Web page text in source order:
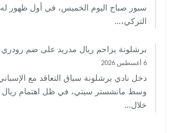
سبور صباح اليوم الخميس، في أول ظهور
التركي،…
برشلونة يزاحم ريال مدريد على ضم
6 أغسطس 2026
دخل نادي برشلونة سباق التعاقد مع
وسط مانشستر سيتي، في ظل اهتمام ريال
خلال…